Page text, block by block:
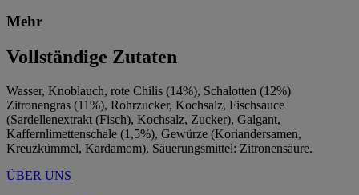
Mehr
Vollständige Zutaten
Wasser, Knoblauch, rote Chilis (14%), Schalotten (12%)
Zitronengras (11%), Rohrzucker, Kochsalz, Fischsauce
(Sardellenextrakt (Fisch), Kochsalz, Zucker), Galgant,
Kaffernlimettenschale (1,5%), Gewürze (Koriandersamen,
Kreuzkümmel, Kardamom), Säuerungsmittel: Zitronensäure.
ÜBER UNS